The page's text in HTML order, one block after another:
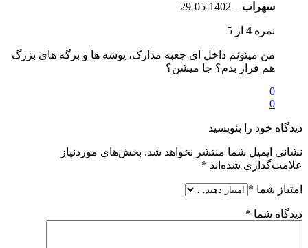
سهراب –
1402-05-29
نمره 4 از 5
من میتونم داخل ای جعبه مدارک، پوشه ها و برگه های بزرگ
هم قرار بدم؟ جا میشن؟
0
0
دیدگاه خود را بنویسید
نشانی ایمیل شما منتشر نخواهد شد. بخش‌های موردنیاز
علامت‌گذاری شده‌اند *
امتیاز شما *
دیدگاه شما *